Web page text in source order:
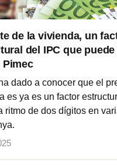
de la vivienda, un
del IPC que puede
Pimec
dado a conocer que el
es ya es un factor
ritmo de dos dígitos en